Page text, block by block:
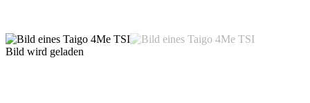
Bild wird geladen